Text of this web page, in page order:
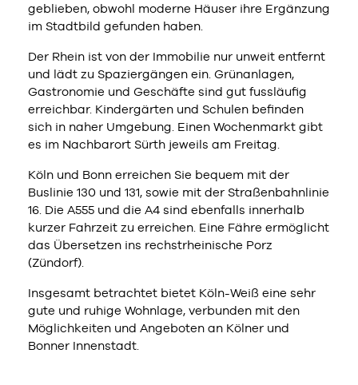
geblieben, obwohl moderne Häuser ihre Ergänzung
im Stadtbild gefunden haben.
Der Rhein ist von der Immobilie nur unweit entfernt
und lädt zu Spaziergängen ein. Grünanlagen,
Gastronomie und Geschäfte sind gut fussläufig
erreichbar. Kindergärten und Schulen befinden
sich in naher Umgebung. Einen Wochenmarkt gibt
es im Nachbarort Sürth jeweils am Freitag.
Köln und Bonn erreichen Sie bequem mit der
Buslinie 130 und 131, sowie mit der Straßenbahnlinie
16. Die A555 und die A4 sind ebenfalls innerhalb
kurzer Fahrzeit zu erreichen. Eine Fähre ermöglicht
das Übersetzen ins rechstrheinische Porz
(Zündorf).
Insgesamt betrachtet bietet Köln-Weiß eine sehr
gute und ruhige Wohnlage, verbunden mit den
Möglichkeiten und Angeboten an Kölner und
Bonner Innenstadt.